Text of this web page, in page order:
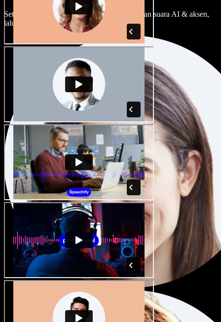
Setiap proyek bisa terdengar beda. Pilih ratusan suara AI & aksen,
lalu sesuaikan sesuka Anda.